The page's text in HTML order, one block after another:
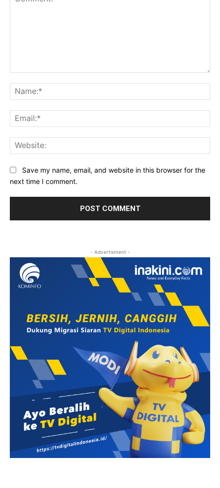
Save my name, email, and website in this browser for the
next time I comment.
- Advertisment -